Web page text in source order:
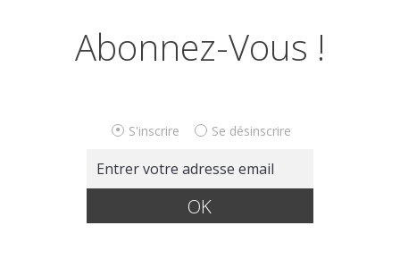
Abonnez-Vous !
S'inscrire Se désinscrire